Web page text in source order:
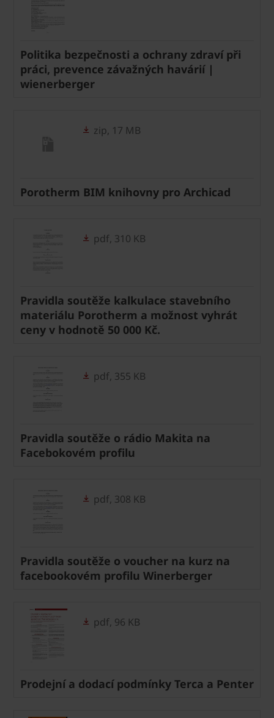
Politika bezpečnosti a ochrany zdraví při
práci, prevence závažných havárií |
wienerberger
zip, 17 MB
Porotherm BIM knihovny pro Archicad
pdf, 310 KB
Pravidla soutěže kalkulace stavebního
materiálu Porotherm a možnost vyhrát
ceny v hodnotě 50 000 Kč.
pdf, 355 KB
Pravidla soutěže o rádio Makita na
Facebokovém profilu
pdf, 308 KB
Pravidla soutěže o voucher na kurz na
facebookovém profilu Winerberger
pdf, 96 KB
Prodejní a dodací podmínky Terca a Penter